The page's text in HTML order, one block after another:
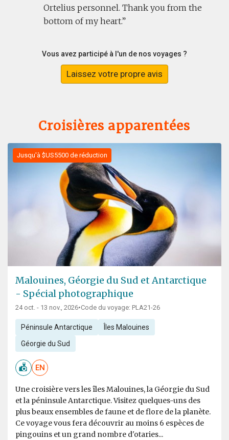
Ortelius personnel. Thank you from the
bottom of my heart.
Vous avez participé à l'un de nos voyages ?
Laissez votre propre avis
Croisières apparentées
Jusqu'à $US5500 de réduction
Malouines, Géorgie du Sud et Antarctique
- Spécial photographique
24 oct. - 13 nov., 2026•Code du voyage: PLA21-26
Péninsule Antarctique Îles Malouines
Géorgie du Sud
EN
Une croisière vers les îles Malouines, la Géorgie du Sud
et la péninsule Antarctique. Visitez quelques-uns des
plus beaux ensembles de faune et de flore de la planète.
Ce voyage vous fera découvrir au moins 6 espèces de
pingouins et un grand nombre d'otaries...